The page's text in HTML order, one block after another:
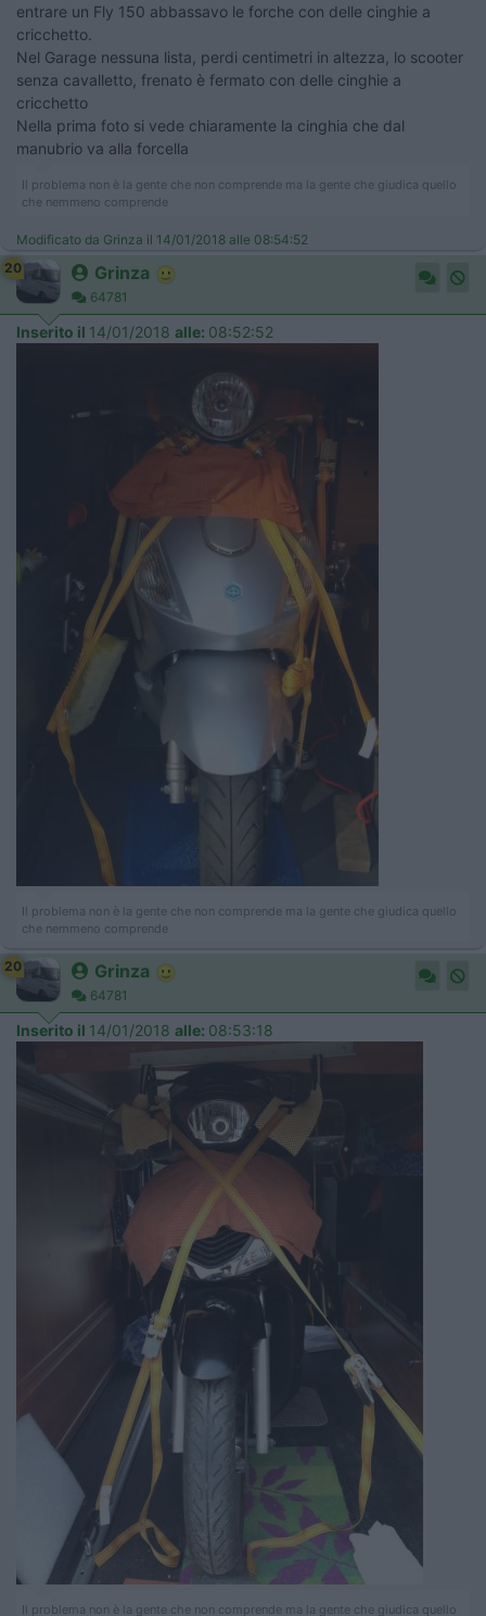
entrare un Fly 150 abbassavo le forche con delle cinghie a
cricchetto.
Nel Garage nessuna lista, perdi centimetri in altezza, lo scooter
senza cavalletto, frenato è fermato con delle cinghie a
cricchetto
Nella prima foto si vede chiaramente la cinghia che dal
manubrio va alla forcella
Il problema non è la gente che non comprende ma la gente che giudica quello
che nemmeno comprende
Modificato da Grinza il 14/01/2018 alle 08:54:52
20
Grinza
64781
Inserito il 14/01/2018 alle: 08:52:52
Il problema non è la gente che non comprende ma la gente che giudica quello
che nemmeno comprende
20 Grinza
64781
Inserito il 14/01/2018 alle: 08:53:18
Il problema non è la gente che non comprende ma la gente che giudica quello